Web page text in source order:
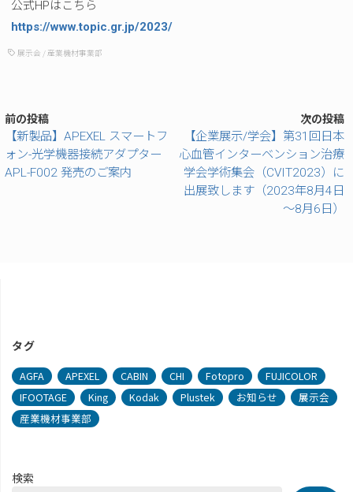
公式HPはこちら
https://www.topic.gr.jp/2023/
展示会 /産業機材事業部
前の投稿
【新製品】APEXEL スマートフ
ォン-光学機器接続アダプター
APL-F002 発売のご案内
次の投稿
【企業展示/学会】第31回日本
心血管インターベンション治療
学会学術集会（CVIT2023）に
出展致します（2023年8月4日
～8月6日）
タグ
AGFA APEXEL CABIN CHI Fotopro
FUJICOLOR
IFOOTAGE
King Kodak Plustek お知らせ
展示会
産業機材事業部
検索